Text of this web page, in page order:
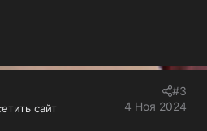
сайт 4 Ноя 2024
#3